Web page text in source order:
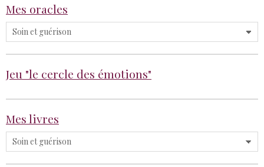
Mes oracles
Jeu "le cercle des émotions"
Mes livres